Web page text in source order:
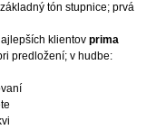
tón stupnice; prvá
klientov prima
predložení; v hudbe: